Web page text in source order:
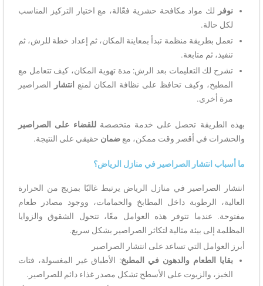
نوفر لك مواد مكافحة حشرية فعّالة، مع اختيار التركيز المناسب
لكل حالة.
تعمل بطريقة منظمة تبدأ بمعاينة المكان، ثم إعداد خطة للرش، ثم
تنفيذ، ثم متابعة.
تشرح لك التعليمات بعد الرش: مدة تهوية المكان، كيف تتعامل مع
المطبخ، وكيف تحافظ على نظافة المكان لمنع
انتشارالصراصير
مرة أخرى.
بهذه الطريقة تحصل على خدمة متخصصة للقضاء على الصراصير
والحشرات في أقصر وقت ممكن، مع ضمانحقيقي على النتيجة.
ما أسباب انتشار الصراصير في منازل الرياض؟
انتشار الصراصير في منازل الرياض يرتبط غالبًا بمزيج من الحرارة
العالية، الرطوبة داخل المطابخ والحمامات، ووجود مصادر طعام
مفتوحة. عندما تتوفر هذه العوامل معًا، تتحول الشقوق والزوايا
المظلمة إلى بيئة مثالية لتكاثر الصراصير بشكل سريع.
أبرز العوامل التي تساعد على انتشار الصراصير
بقايا الطعام والدهون في المطبخ: الأطباق غير المغسولة، فتات
الخبز، والزيوت على الأسطح تشكل مصدر غذاء دائم للصراصير.